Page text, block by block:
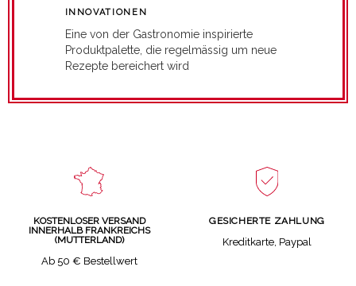
INNOVATIONEN
Eine von der Gastronomie inspirierte
Produktpalette, die regelmässig um neue
Rezepte bereichert wird
KOSTENLOSER VERSAND
INNERHALB FRANKREICHS
(MUTTERLAND)
Ab 50 € Bestellwert
GESICHERTE ZAHLUNG
Kreditkarte, Paypal